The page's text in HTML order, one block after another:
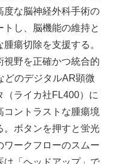
度な脳神経外科手術の
し、脳機能の維持と
瘍切除を支援する。
視野を正確かつ統合的
どのデジタルAR顕微
ライカ社FL400）に
コントラストな腫瘍境
。ボタンを押すと蛍光
ワークフローのスムー
は「ヘッドアップ」で